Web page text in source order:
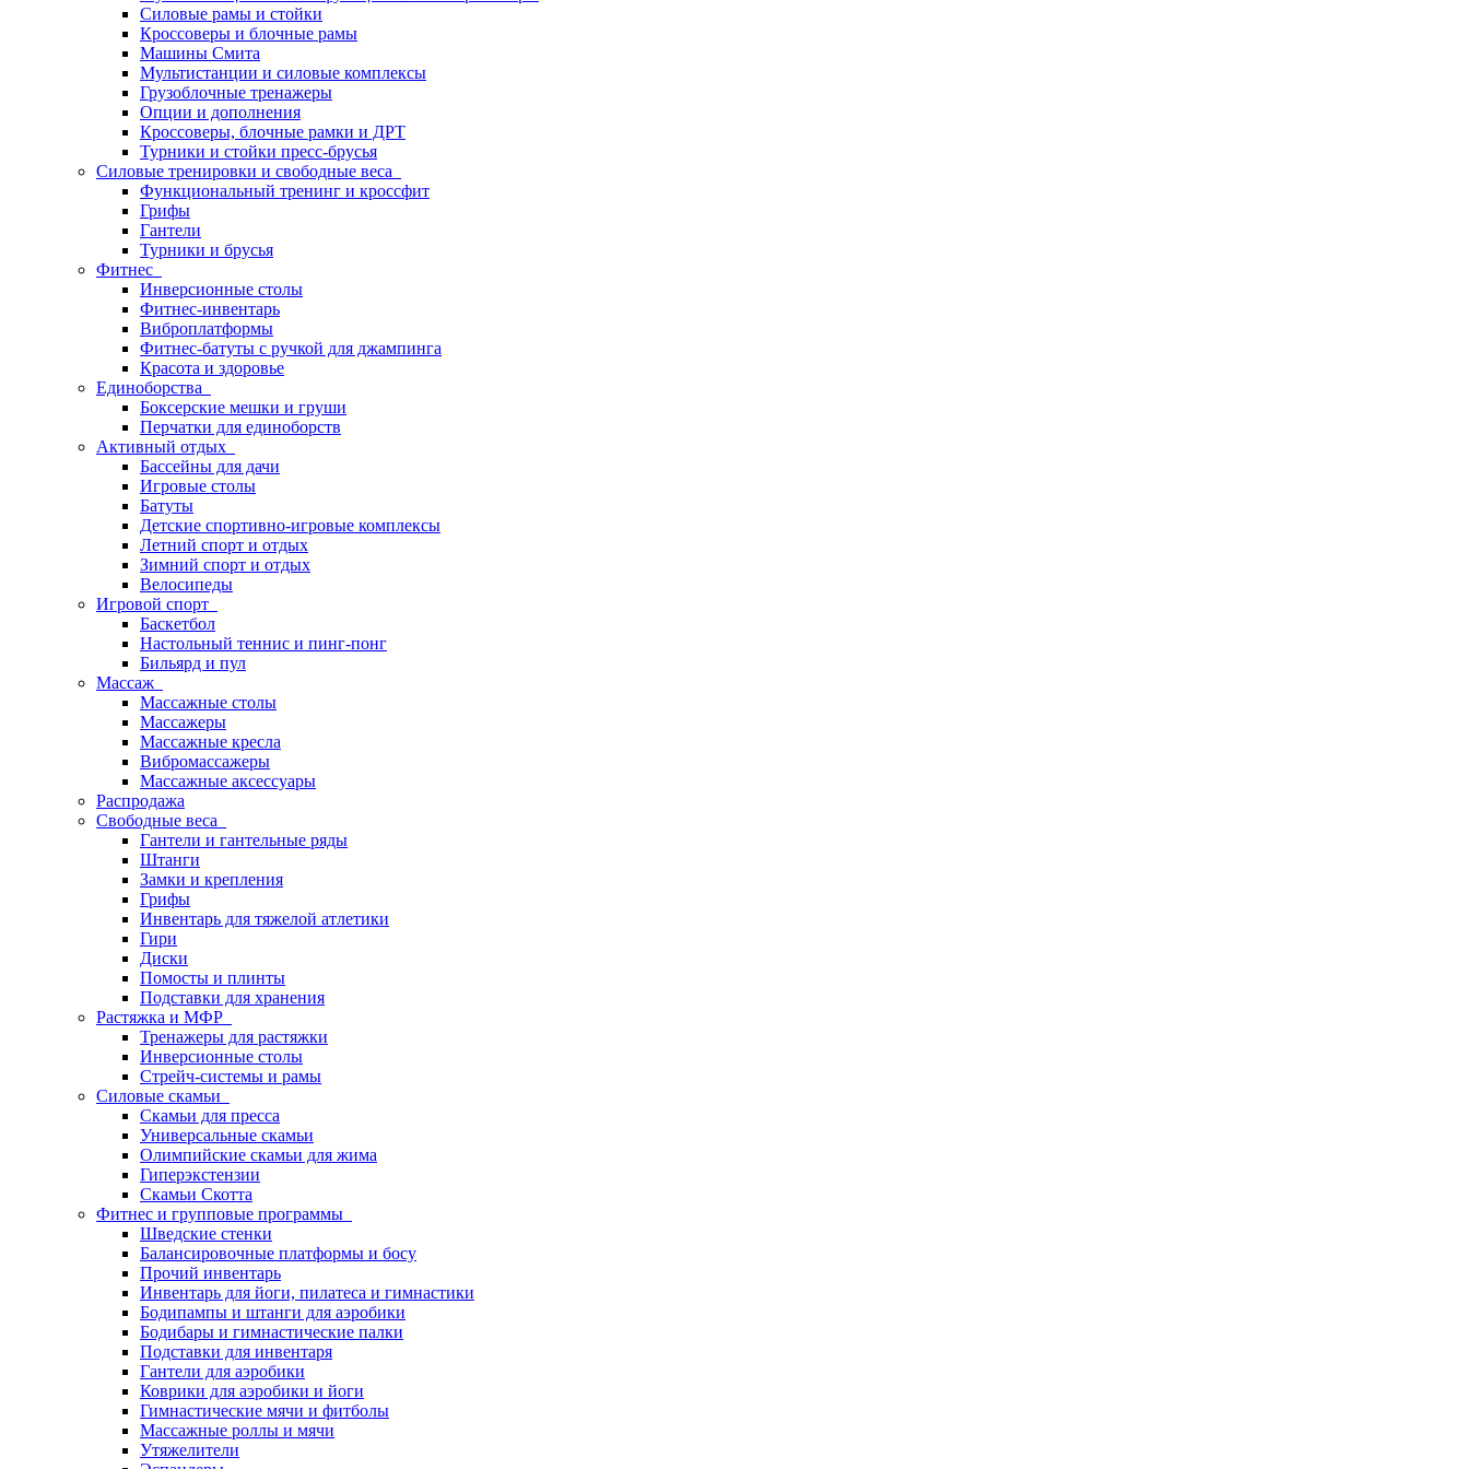
Силовые рамы и стойки
Кроссоверы и блочные рамы
Машины Смита
Мультистанции и силовые комплексы
Грузоблочные тренажеры
Опции и дополнения
Кроссоверы, блочные рамки и ДРТ
Турники и стойки пресс-брусья
Силовые тренировки и свободные веса
Функциональный тренинг и кроссфит
Грифы
Гантели
Турники и брусья
Фитнес
Инверсионные столы
Фитнес-инвентарь
Виброплатформы
Фитнес-батуты с ручкой для джампинга
Красота и здоровье
Единоборства
Боксерские мешки и груши
Перчатки для единоборств
Активный отдых
Бассейны для дачи
Игровые столы
Батуты
Детские спортивно-игровые комплексы
Летний спорт и отдых
Зимний спорт и отдых
Велосипеды
Игровой спорт
Баскетбол
Настольный теннис и пинг-понг
Бильярд и пул
Массаж
Массажные столы
Массажеры
Массажные кресла
Вибромассажеры
Массажные аксессуары
Распродажа
Свободные веса
Гантели и гантельные ряды
Штанги
Замки и крепления
Грифы
Инвентарь для тяжелой атлетики
Гири
Диски
Помосты и плинты
Подставки для хранения
Растяжка и МФР
Тренажеры для растяжки
Инверсионные столы
Стрейч-системы и рамы
Силовые скамьи
Скамьи для пресса
Универсальные скамьи
Олимпийские скамьи для жима
Гиперэкстензии
Скамьи Скотта
Фитнес и групповые программы
Шведские стенки
Балансировочные платформы и босу
Прочий инвентарь
Инвентарь для йоги, пилатеса и гимнастики
Бодипампы и штанги для аэробики
Бодибары и гимнастические палки
Подставки для инвентаря
Гантели для аэробики
Коврики для аэробики и йоги
Гимнастические мячи и фитболы
Массажные роллы и мячи
Утяжелители